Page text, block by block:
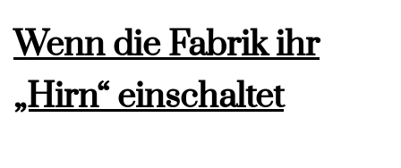
Wenn die Fabrik ihr
„Hirn“ einschaltet